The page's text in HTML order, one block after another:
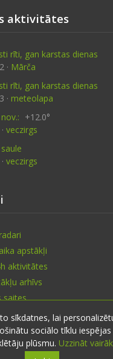
aktivitātes
rīti, gan karstas dienas
· Mārča
rīti, gan karstas dienas
· meteolapa
+12.0°
veczirgs
veczirgs
apstākļi
aktivitātes
arhīvs
saites
sīkdatnes, lai
sociālo tīklu
plūsmu. Uzzināt